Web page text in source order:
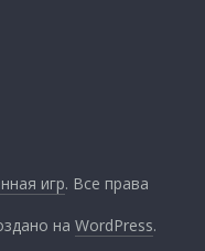
игр. Все права
наWordPress.